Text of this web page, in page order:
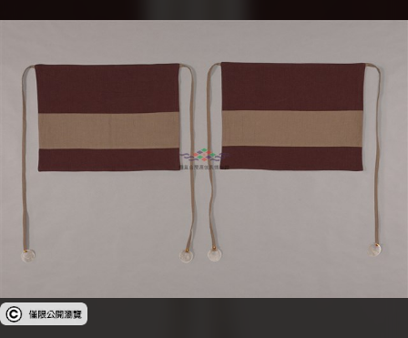
受著作權法保護-僅限於本平台有限度公開瀏覽